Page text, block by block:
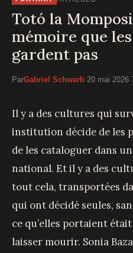
Totó la
mémoire que
gardent pas
ParGabriel Schwarb 20 mai 2026
Il y a des cultures qui
institution décide de les
de les cataloguer dans
national. Et il y a des
tout cela, transportées
qui ont décidé seules,
ce qu’elles portaient
laisser mourir. Sonia